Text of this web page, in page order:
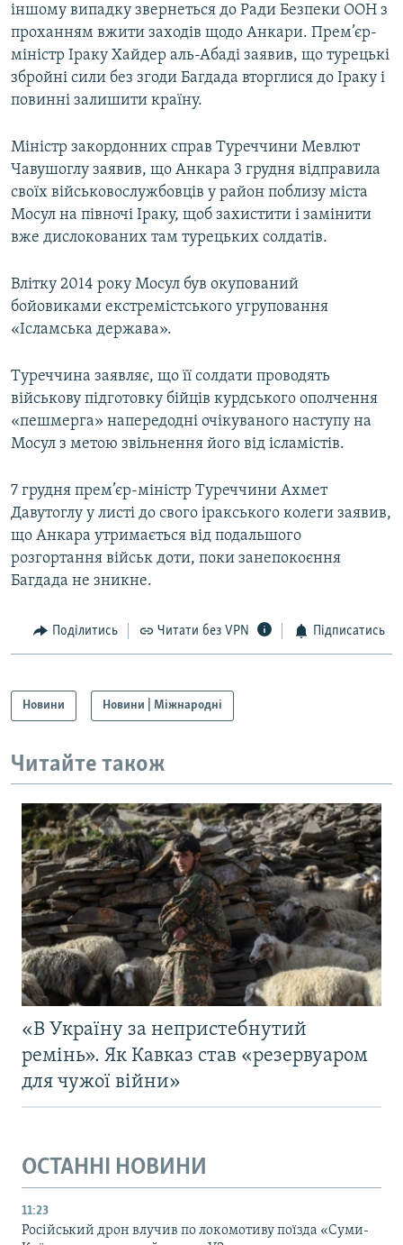
іншому випадку звернеться до Ради Безпеки ООН з
проханням вжити заходів щодо Анкари. Прем’єр-
міністр Іраку Хайдер аль-Абаді заявив, що турецькі
збройні сили без згоди Багдада вторглися до Іраку і
повинні залишити країну.
Міністр закордонних справ Туреччини Мевлют
Чавушоглу заявив, що Анкара 3 грудня відправила
своїх військовослужбовців у район поблизу міста
Мосул на півночі Іраку, щоб захистити і замінити
вже дислокованих там турецьких солдатів.
Влітку 2014 року Мосул був окупований
бойовиками екстремістського угруповання
«Ісламська держава».
Туреччина заявляє, що її солдати проводять
військову підготовку бійців курдського ополчення
«пешмерга» напередодні очікуваного наступу на
Мосул з метою звільнення його від ісламістів.
7 грудня прем’єр-міністр Туреччини Ахмет
Давутоглу у листі до свого іракського колеги заявив,
що Анкара утримається від подальшого
розгортання військ доти, поки занепокоєння
Багдада не зникне.
Поділитись Читати без VPN Підписатись
Новини Новини | Міжнародні
Читайте також
«В Україну за непристебнутий
ремінь». Як Кавказ став «резервуаром
для чужої війни»
ОСТАННІ НОВИНИ
11:23
Російський дрон влучив по локомотиву поїзда «Суми-